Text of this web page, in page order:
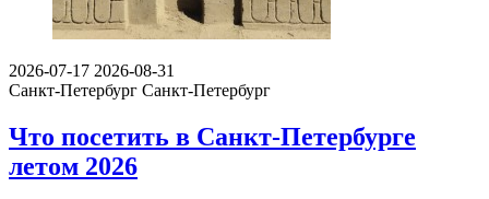
2026-07-17 2026-08-31
Санкт-Петербург Санкт-Петербург
Что посетить в Санкт-Петербурге
летом 2026